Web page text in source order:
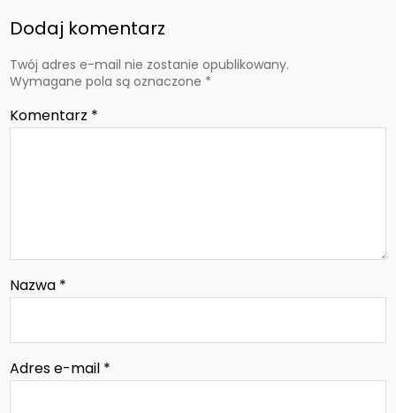
Dodaj komentarz
Twój adres e-mail nie zostanie opublikowany.
Wymagane pola są oznaczone *
Komentarz *
Nazwa *
Adres e-mail *